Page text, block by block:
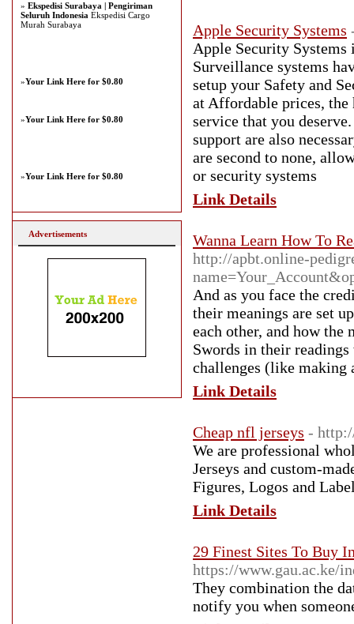
Apple Security Systems
Apple Security
Surveillance systems
setup your Safety and
at Affordable prices,
service that you
support are also
are second to none,
or security systems
Link Details
Wanna Learn How To
http://apbt.online-
And as you face the
their meanings are set
each other, and how the
Swords in their
challenges (like making
Link Details
Cheap nfl jerseys -
We are professional
Jerseys and custom-
Figures, Logos and
Link Details
29 Finest Sites To Buy
https://www.gau.ac.ke/
They combination the
notify you when
» Ekspedisi Surabaya | Pengiriman
Seluruh Indonesia Ekspedisi Cargo
Murah Surabaya
»Your Link Here for $0.80
»Your Link Here for $0.80
»Your Link Here for $0.80
Advertisements